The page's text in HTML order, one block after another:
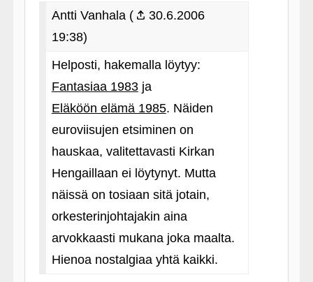
Antti Vanhala (
30.6.2006
19:38)
Helposti, hakemalla löytyy:
Fantasiaa 1983ja
Eläköön elämä 1985. Näiden
euroviisujen etsiminen on
hauskaa, valitettavasti Kirkan
Hengaillaan ei löytynyt. Mutta
näissä on tosiaan sitä jotain,
orkesterinjohtajakin aina
arvokkaasti mukana joka maalta.
Hienoa nostalgiaa yhtä kaikki.